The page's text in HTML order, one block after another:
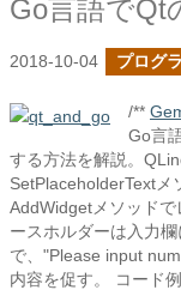
Go言語でQt
2018-10-04 プログ
/**
Go言
する方法を解説。
SetPlaceholderTextメ
AddWidgetメソッド
ースホルダーは入力
で、"Please input
内容を促す。 コード